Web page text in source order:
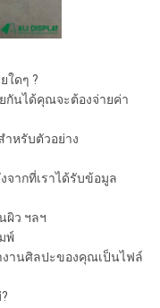
ใดๆ ?
กันได้คุณจะต้องจ่ายค่า
ำหรับตัวอย่าง
จากที่เราได้รับข้อมูล
ผิว ฯลฯ
พ์
านศิลปะของคุณเป็นไฟล์